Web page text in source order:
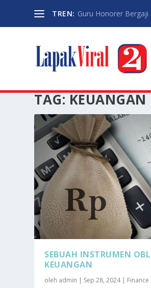
TREN: Guru Honorer Bergaji
TAG: KEUANGAN
SEBUAH INSTRUMEN
KEUANGAN
oleh admin | Sep 28, 2024| Finance